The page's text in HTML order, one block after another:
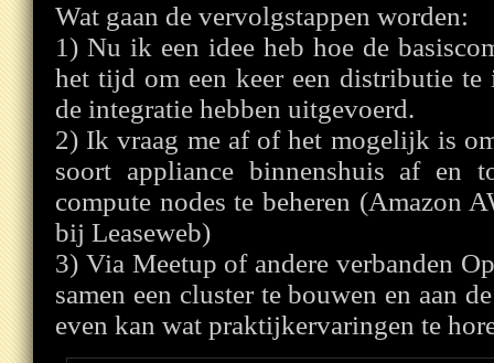
Wat gaan de vervolgstappen worden:
1) Nu ik een idee heb hoe de
het tijd om een keer een distributie
de integratie hebben uitgevoerd.
2) Ik vraag me af of het mogelijk is
soort appliance binnenshuis af en
compute nodes te beheren (Amazon
bij Leaseweb)
3) Via Meetup of andere verbanden
samen een cluster te bouwen en aan
even kan wat praktijkervaringen te